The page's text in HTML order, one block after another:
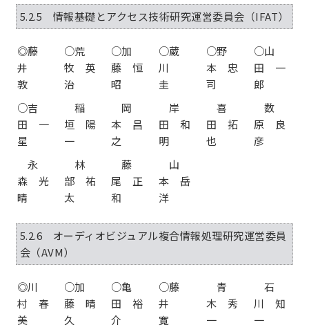
5.2.5 情報基礎とアクセス技術研究運営委員会（IFAT）
◎藤
井
敦
○荒
牧 英
治
○加
藤 恒
昭
○蔵
川
圭
○野
本 忠
司
○山
田 一
郎
○吉
田 一
星
稲
垣 陽
一
岡
本 昌
之
岸
田 和
明
喜
田 拓
也
数
原 良
彦
永
森 光
晴
林
部 祐
太
藤
尾 正
和
山
本 岳
洋
5.2.6 オーディオビジュアル複合情報処理研究運営委員
会（AVM）
◎川
村 春
美
○加
藤 晴
久
○亀
田 裕
介
○藤
井
寛
青
木 秀
一
石
川 知
一